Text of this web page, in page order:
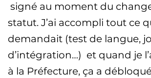
signé au moment du
statut. J’ai accompli tout ce
demandait (test de langue,
d’intégration…) et quand je
à la Préfecture, ça a